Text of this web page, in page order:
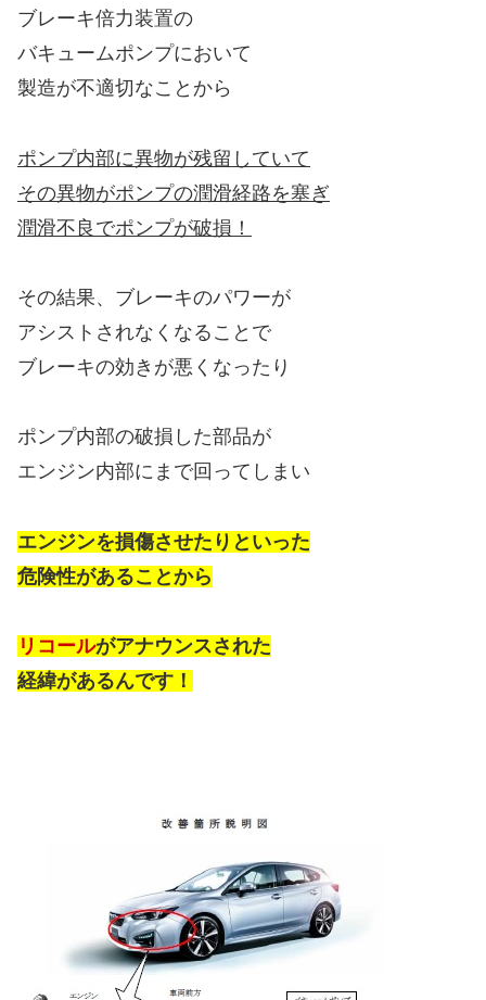
ブレーキ倍力装置の
バキュームポンプにおいて
製造が不適切なことから
ポンプ内部に異物が残留していて
その異物がポンプの潤滑経路を塞ぎ
潤滑不良でポンプが破損！
その結果、ブレーキのパワーが
アシストされなくなることで
ブレーキの効きが悪くなったり
ポンプ内部の破損した部品が
エンジン内部にまで回ってしまい
エンジンを損傷させたりといった
危険性があることから
リコールがアナウンスされた
経緯があるんです！